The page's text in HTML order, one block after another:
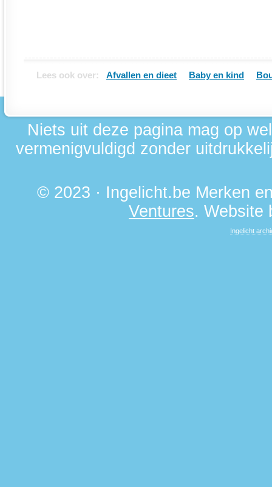
Lees ook over: Afvallen en dieet Baby en kind
Niets uit deze pagina mag op
vermenigvuldigd zonder
© 2023 · Ingelicht.be Merken
Ventures. Website
Ingelicht